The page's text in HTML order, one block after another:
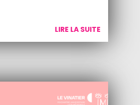
LIRE LA SUITE